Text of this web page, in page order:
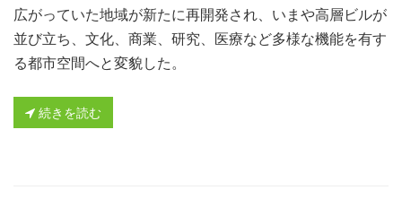
広がっていた地域が新たに再開発され、いまや高層ビルが
並び立ち、文化、商業、研究、医療など多様な機能を有す
る都市空間へと変貌した。
続きを読む